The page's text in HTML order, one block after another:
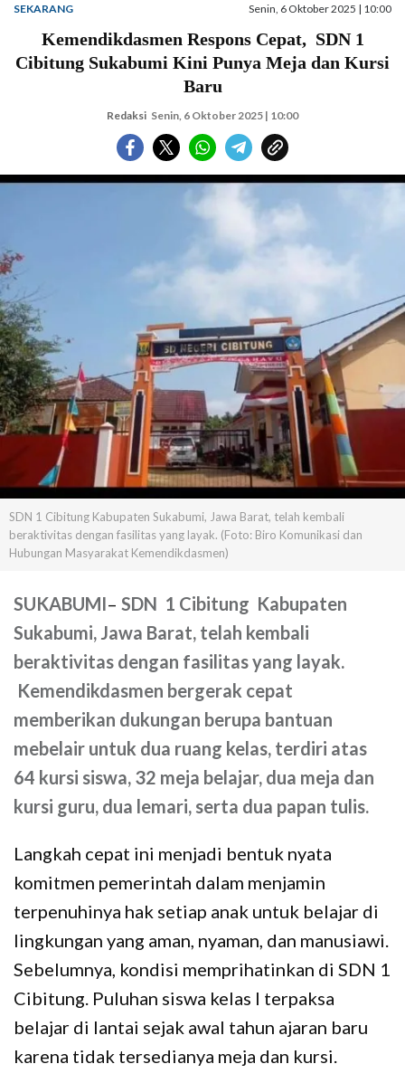
SEKARANG Senin, 6 Oktober 2025 | 10:00
Kemendikdasmen Respons Cepat, SDN 1
Cibitung Sukabumi Kini Punya Meja dan Kursi
Baru
Redaksi Senin, 6 Oktober 2025 | 10:00
SDN 1 Cibitung Kabupaten Sukabumi, Jawa Barat, telah kembali
beraktivitas dengan fasilitas yang layak. (Foto: Biro Komunikasi dan
Hubungan Masyarakat Kemendikdasmen)
SUKABUMI– SDN 1 Cibitung Kabupaten
Sukabumi, Jawa Barat, telah kembali
beraktivitas dengan fasilitas yang layak.
Kemendikdasmen bergerak cepat
memberikan dukungan berupa bantuan
mebelair untuk dua ruang kelas, terdiri atas
64 kursi siswa, 32 meja belajar, dua meja dan
kursi guru, dua lemari, serta dua papan tulis.
Langkah cepat ini menjadi bentuk nyata
komitmen pemerintah dalam menjamin
terpenuhinya hak setiap anak untuk belajar di
lingkungan yang aman, nyaman, dan manusiawi.
Sebelumnya, kondisi memprihatinkan di SDN 1
Cibitung. Puluhan siswa kelas I terpaksa
belajar di lantai sejak awal tahun ajaran baru
karena tidak tersedianya meja dan kursi.